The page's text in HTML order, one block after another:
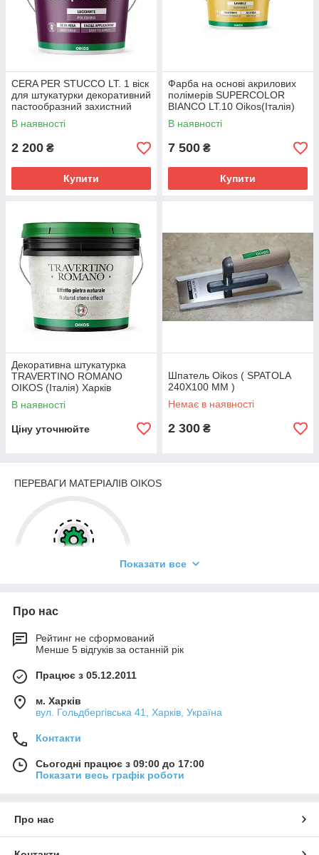
CERA PER STUCCO LT. 1 віск
для штукатурки декоративний
пастообразний захистний
В наявності
2 200 ₴
Купити
Фарба на основі акрилових
полімерів SUPERCOLOR
BIANCO LT.10 Oikos(Італія)
Харків
В наявності
7 500 ₴
Купити
Декоративна штукатурка
TRAVERTINO ROMANO
OIKOS (Італія) Харків
В наявності
Ціну уточнюйте
Шпатель Oikos ( SPATOLA
240X100 MM )
Немає в наявності
2 300 ₴
ПЕРЕВАГИ МАТЕРІАЛІВ OIKOS
OIKOS продумує кожен матеріал як єдиний у своєму роді —
рішення «під замовлення» — одна з головних переваг
ЕКОДОДУКЦІЯ
Показати все
Про нас
Рейтинг не сформований
Менше 5 відгуків за останній рік
Працює з 05.12.2011
м. Харків
вул. Гольдбергівська 41, Харків, Україна
Контакти
Сьогодні працює з 09:00 до 17:00
Показати весь графік роботи
Про нас